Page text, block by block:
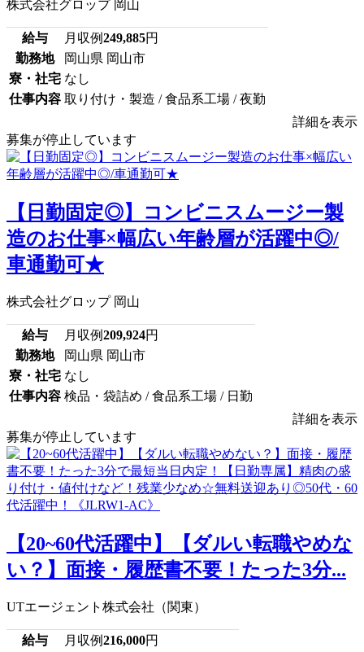
株式会社グロップ 岡山
給与 月収例249,885円
勤務地
岡山県 岡山市
寮・社宅 なし
仕事内容 取り付け・製造 / 食品系工場 / 夜勤
詳細を表示
募集が停止しています
【日勤固定◎】コンビニスムージー製
造のお仕事×幅広い年齢層が活躍中◎/
車通勤可★
株式会社グロップ 岡山
給与 月収例209,924円
勤務地
岡山県 岡山市
寮・社宅 なし
仕事内容 検品・袋詰め / 食品系工場 / 日勤
詳細を表示
募集が停止しています
【20~60代活躍中】【ダルい転職やめな
い？】面接・履歴書不要！たった3分...
UTエージェント株式会社（関東）
給与 月収例216,000円